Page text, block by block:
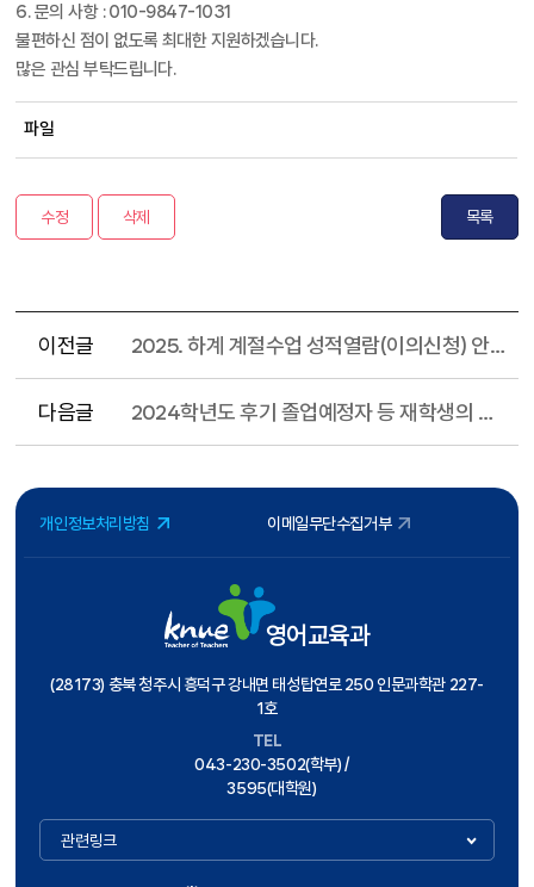
6. 문의 사항 : 010-9847-1031
불편하신 점이 없도록 최대한 지원하겠습니다.
많은 관심 부탁드립니다.
파일
수정 삭제 목록
이전글 2025. 하계 계절수업 성적열람(이의신청) 안내문
다음글 2024학년도 후기 졸업예정자 등 재학생의 복수전공 포기 신청
개인정보처리방침 이메일무단수집거부
영어교육과
(28173) 충북 청주시 흥덕구 강내면 태성탑연로 250 인문과학관 227-
1호
TEL
043-230-3502(학부) /
3595(대학원)
관련링크